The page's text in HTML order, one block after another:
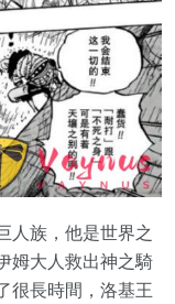
人族，他是世界之
姆大人救出神之騎
很長時間，洛基王